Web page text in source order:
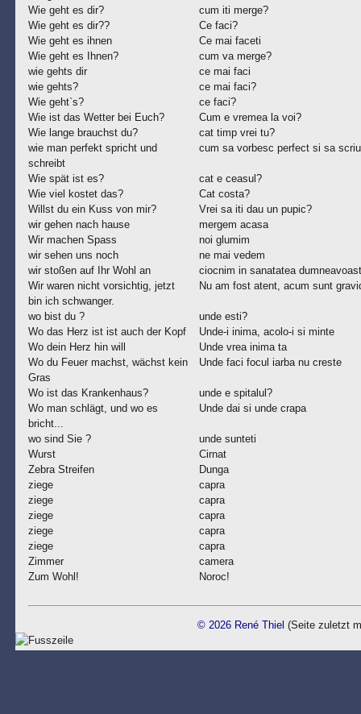
Wie geht es dir?
cum iti merge?
Wie geht es dir??
Ce faci?
Wie geht es ihnen
Ce mai faceti
Wie geht es Ihnen?
cum va merge?
wie gehts dir
ce mai faci
wie gehts?
ce mai faci?
Wie geht`s?
ce faci?
Wie ist das Wetter bei Euch?
Cum e vremea la voi?
Wie lange brauchst du?
cat timp vrei tu?
wie man perfekt spricht und
schreibt
cum sa vorbesc perfect si sa scriu
Wie spät ist es?
cat e ceasul?
Wie viel kostet das?
Cat costa?
Willst du ein Kuss von mir?
Vrei sa iti dau un pupic?
wir gehen nach hause
mergem acasa
Wir machen Spass
noi glumim
wir sehen uns noch
ne mai vedem
wir stoßen auf Ihr Wohl an
ciocnim in sanatatea
Wir waren nicht vorsichtig, jetzt
bin ich schwanger.
Nu am fost atent, acum sunt
wo bist du ?
unde esti?
Wo das Herz ist ist auch der Kopf
Unde-i inima, acolo-i si minte
Wo dein Herz hin will
Unde vrea inima ta
Wo du Feuer machst, wächst kein
Gras
Unde faci focul iarba nu creste
Wo ist das Krankenhaus?
unde e spitalul?
Wo man schlägt, und wo es
bricht...
Unde dai si unde crapa
wo sind Sie ?
unde sunteti
Wurst
Cirnat
Zebra Streifen
Dunga
ziege
capra
ziege
capra
ziege
capra
ziege
capra
ziege
capra
Zimmer
camera
Zum Wohl!
Noroc!
© 2026 René Thiel (Seite zuletzt